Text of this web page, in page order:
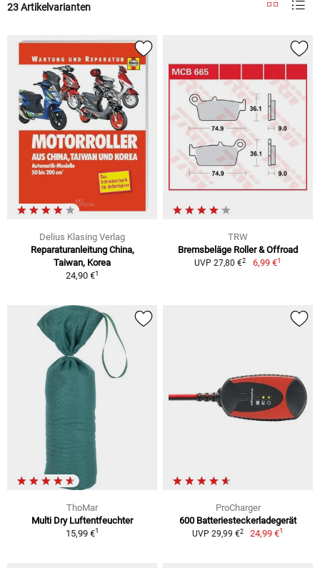
23 Artikelvarianten
Delius Klasing Verlag
Reparaturanleitung China,
Taiwan, Korea
24,90 €1
TRW
Bremsbeläge Roller & Offroad
UVP 27,80 €2 6,99 €1
ThoMar
Multi Dry Luftentfeuchter
15,99 €1
ProCharger
600 Batteriesteckerladegerät
UVP 29,99 €2 24,99 €1